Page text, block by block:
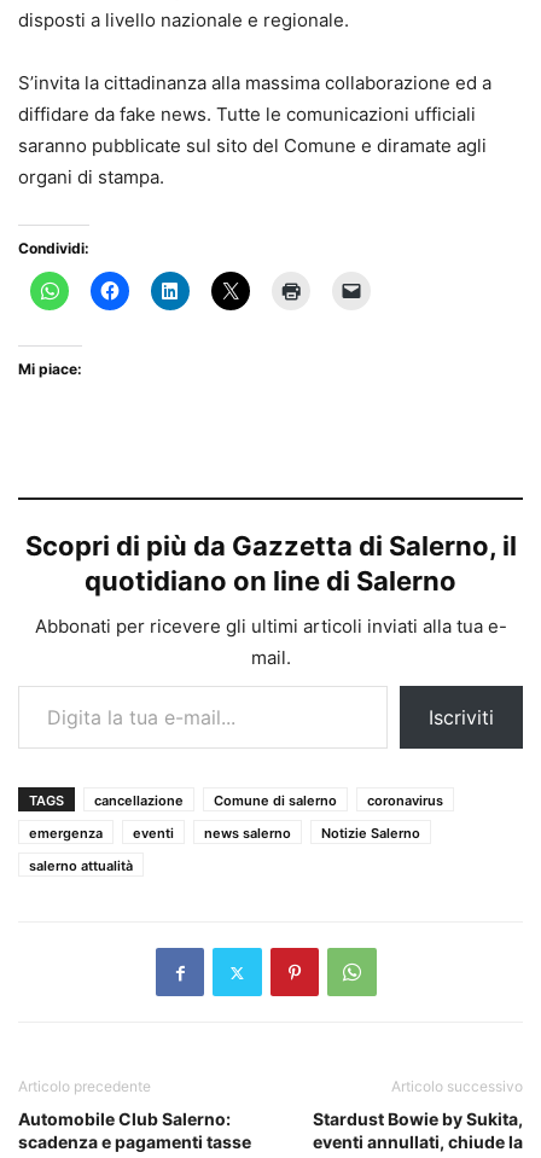
disposti a livello nazionale e regionale.
S’invita la cittadinanza alla massima collaborazione ed a
diffidare da fake news. Tutte le comunicazioni ufficiali
saranno pubblicate sul sito del Comune e diramate agli
organi di stampa.
Condividi:
Mi piace:
Scopri di più da Gazzetta di Salerno, il
quotidiano on line di Salerno
Abbonati per ricevere gli ultimi articoli inviati alla tua e-
mail.
Digita la tua e-mail...
Iscriviti
TAGS cancellazione Comune di salerno
coronavirus
emergenza
eventi news salerno
Notizie Salerno
salerno attualità
Articolo precedente
Automobile Club Salerno:
scadenza e pagamenti tasse
Articolo successivo
Stardust Bowie by Sukita,
eventi annullati, chiude la